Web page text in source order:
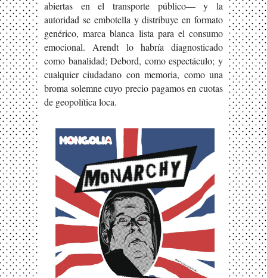
abiertas en el transporte público— y la
autoridad se embotella y distribuye en formato
genérico, marca blanca lista para el consumo
emocional. Arendt lo habría diagnosticado
como banalidad; Debord, como espectáculo; y
cualquier ciudadano con memoria, como una
broma solemne cuyo precio pagamos en cuotas
de geopolítica loca.